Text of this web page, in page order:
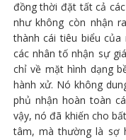
đồng thời đặt tất cả
như không còn nhận
thành cái tiêu biểu
các nhân tố nhận sự
chỉ về mặt hình dạng
hành xử. Nó không
phủ nhận hoàn toàn
vậy, nó đã khiến cho
tâm, mà thường là sợ